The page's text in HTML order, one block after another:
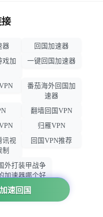
速回国
器
回国加速器
戏加
一键回国加速器
番茄海外回国加
速器
翻墙回国VPN
归雁VPN
讯视
制
回国VPN推荐
外打装甲战争
加速器哪个好
用